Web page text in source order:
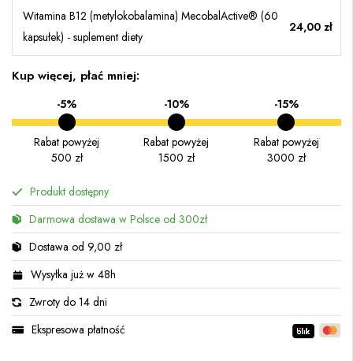
Witamina B12 (metylokobalamina) MecobalActive® (60
kapsułek) - suplement diety
24,00 zł
Kup więcej, płać mniej:
-5%
Rabat powyżej
500 zł
-10%
Rabat powyżej
1500 zł
-15%
Rabat powyżej
3000 zł
Produkt dostępny
Darmowa dostawa w Polsce od 300zł
Dostawa od 9,00 zł
Wysyłka już w 48h
Zwroty do 14 dni
Ekspresowa płatność